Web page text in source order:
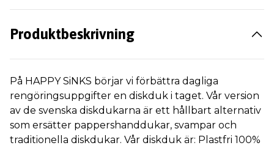
Produktbeskrivning
På HAPPY SiNKS börjar vi förbättra dagliga
rengöringsuppgifter en diskduk i taget. Vår version
av de svenska diskdukarna är ett hållbart alternativ
som ersätter pappershanddukar, svampar och
traditionella diskdukar. Vår diskduk är: Plastfri 100%